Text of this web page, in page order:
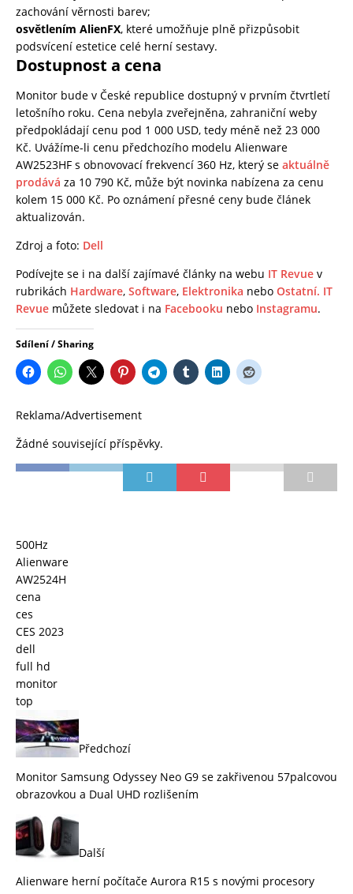
zachování věrnosti barev;
osvětlením AlienFX, které umožňuje plně přizpůsobit
podsvícení estetice celé herní sestavy.
Dostupnost a cena
Monitor bude v České republice dostupný v prvním čtvrtletí
letošního roku. Cena nebyla zveřejněna, zahraniční weby
předpokládají cenu pod 1 000 USD, tedy méně než 23 000
Kč. Uvážíme-li cenu předchozího modelu Alienware
AW2523HF s obnovovací frekvencí 360 Hz, který se aktuálně
prodává za 10 790 Kč, může být novinka nabízena za cenu
kolem 15 000 Kč. Po oznámení přesné ceny bude článek
aktualizován.
Zdroj a foto: Dell
Podívejte se i na další zajímavé články na webu IT Revue v
rubrikách Hardware, Software, Elektronika nebo Ostatní. IT
Revue můžete sledovat i na Facebooku nebo Instagramu.
Sdílení / Sharing
Reklama/Advertisement
Žádné související příspěvky.
500Hz
Alienware
AW2524H
cena
ces
CES 2023
dell
full hd
monitor
top
Předchozí
Monitor Samsung Odyssey Neo G9 se zakřivenou 57palcovou
obrazovkou a Dual UHD rozlišením
Další
Alienware herní počítače Aurora R15 s novými procesory